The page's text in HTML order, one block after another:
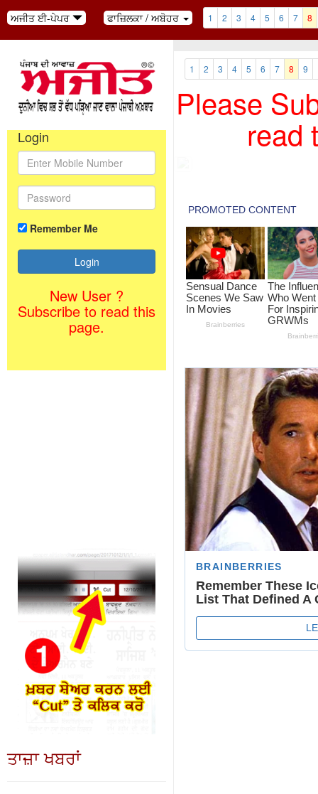
ਅਜੀਤ ਈ-ਪੇਪਰ ਫਾਜ਼ਿਲਕਾ / ਅਬੋਹਰ 1 2 3 4 5 6 7 8
Login
Remember Me
New User ?
Subscribe to read this
page.
ਤਾਜ਼ਾ ਖਬਰਾਂ
1 2 3 4 5 6 7 8 9
Please
read